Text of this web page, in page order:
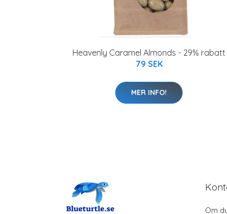
Heavenly Caramel Almonds - 29% rabatt
79 SEK
MER INFO!
Om